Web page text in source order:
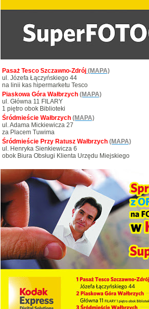
Pasaż Tesco Szczawno-Zdrój (MAPA)
ul. Józefa Łączyńskiego 44
na linii kas hipermarketu Tesco
Piaskowa Góra Wałbrzych (MAPA)
ul. Główna 11 FILARY
1 piętro obok Biblioteki
Śródmieście Wałbrzych (MAPA)
ul. Adama Mickiewicza 27
za Placem Tuwima
Śródmieście Przy Ratusz Wałbrzych (MAPA)
ul. Henryka Sienkiewicza 6
obok Biura Obsługi Klienta Urzędu Miejskiego